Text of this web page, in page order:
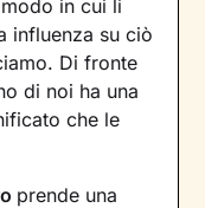
in cui li
influenza su ciò
Di fronte
di noi ha una
che le
prende una